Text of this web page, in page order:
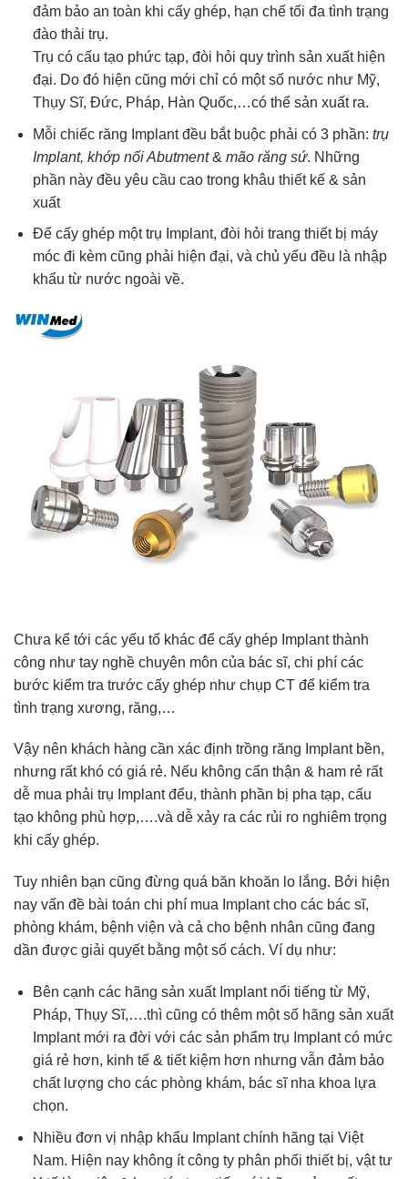
đảm bảo an toàn khi cấy ghép, hạn chế tối đa tình trạng
đào thải trụ.
Trụ có cấu tạo phức tạp, đòi hỏi quy trình sản xuất hiện
đại. Do đó hiện cũng mới chỉ có một số nước như Mỹ,
Thụy Sĩ, Đức, Pháp, Hàn Quốc,…có thể sản xuất ra.
Mỗi chiếc răng Implant đều bắt buộc phải có 3 phần: trụ
Implant, khớp nối Abutment& mão răng sứ. Những
phần này đều yêu cầu cao trong khâu thiết kế & sản
xuất
Để cấy ghép một trụ Implant, đòi hỏi trang thiết bị máy
móc đi kèm cũng phải hiện đại, và chủ yếu đều là nhập
khẩu từ nước ngoài về.
Chưa kể tới các yếu tố khác để cấy ghép Implant thành
công như tay nghề chuyên môn của bác sĩ, chi phí các
bước kiểm tra trước cấy ghép như chụp CT để kiểm tra
tình trạng xương, răng,…
Vậy nên khách hàng cần xác định trồng răng Implant bền,
nhưng rất khó có giá rẻ. Nếu không cẩn thận & ham rẻ rất
dễ mua phải trụ Implant đểu, thành phần bị pha tạp, cấu
tạo không phù hợp,….và dễ xảy ra các rủi ro nghiêm trọng
khi cấy ghép.
Tuy nhiên bạn cũng đừng quá băn khoăn lo lắng. Bởi hiện
nay vấn đề bài toán chi phí mua Implant cho các bác sĩ,
phòng khám, bệnh viện và cả cho bệnh nhân cũng đang
dần được giải quyết bằng một số cách. Ví dụ như:
Bên cạnh các hãng sản xuất Implant nổi tiếng từ Mỹ,
Pháp, Thụy Sĩ,….thì cũng có thêm một số hãng sản xuất
Implant mới ra đời với các sản phẩm trụ Implant có mức
giá rẻ hơn, kinh tế & tiết kiệm hơn nhưng vẫn đảm bảo
chất lượng cho các phòng khám, bác sĩ nha khoa lựa
chọn.
Nhiều đơn vị nhập khẩu Implant chính hãng tại Việt
Nam. Hiện nay không ít công ty phân phối thiết bị, vật tư